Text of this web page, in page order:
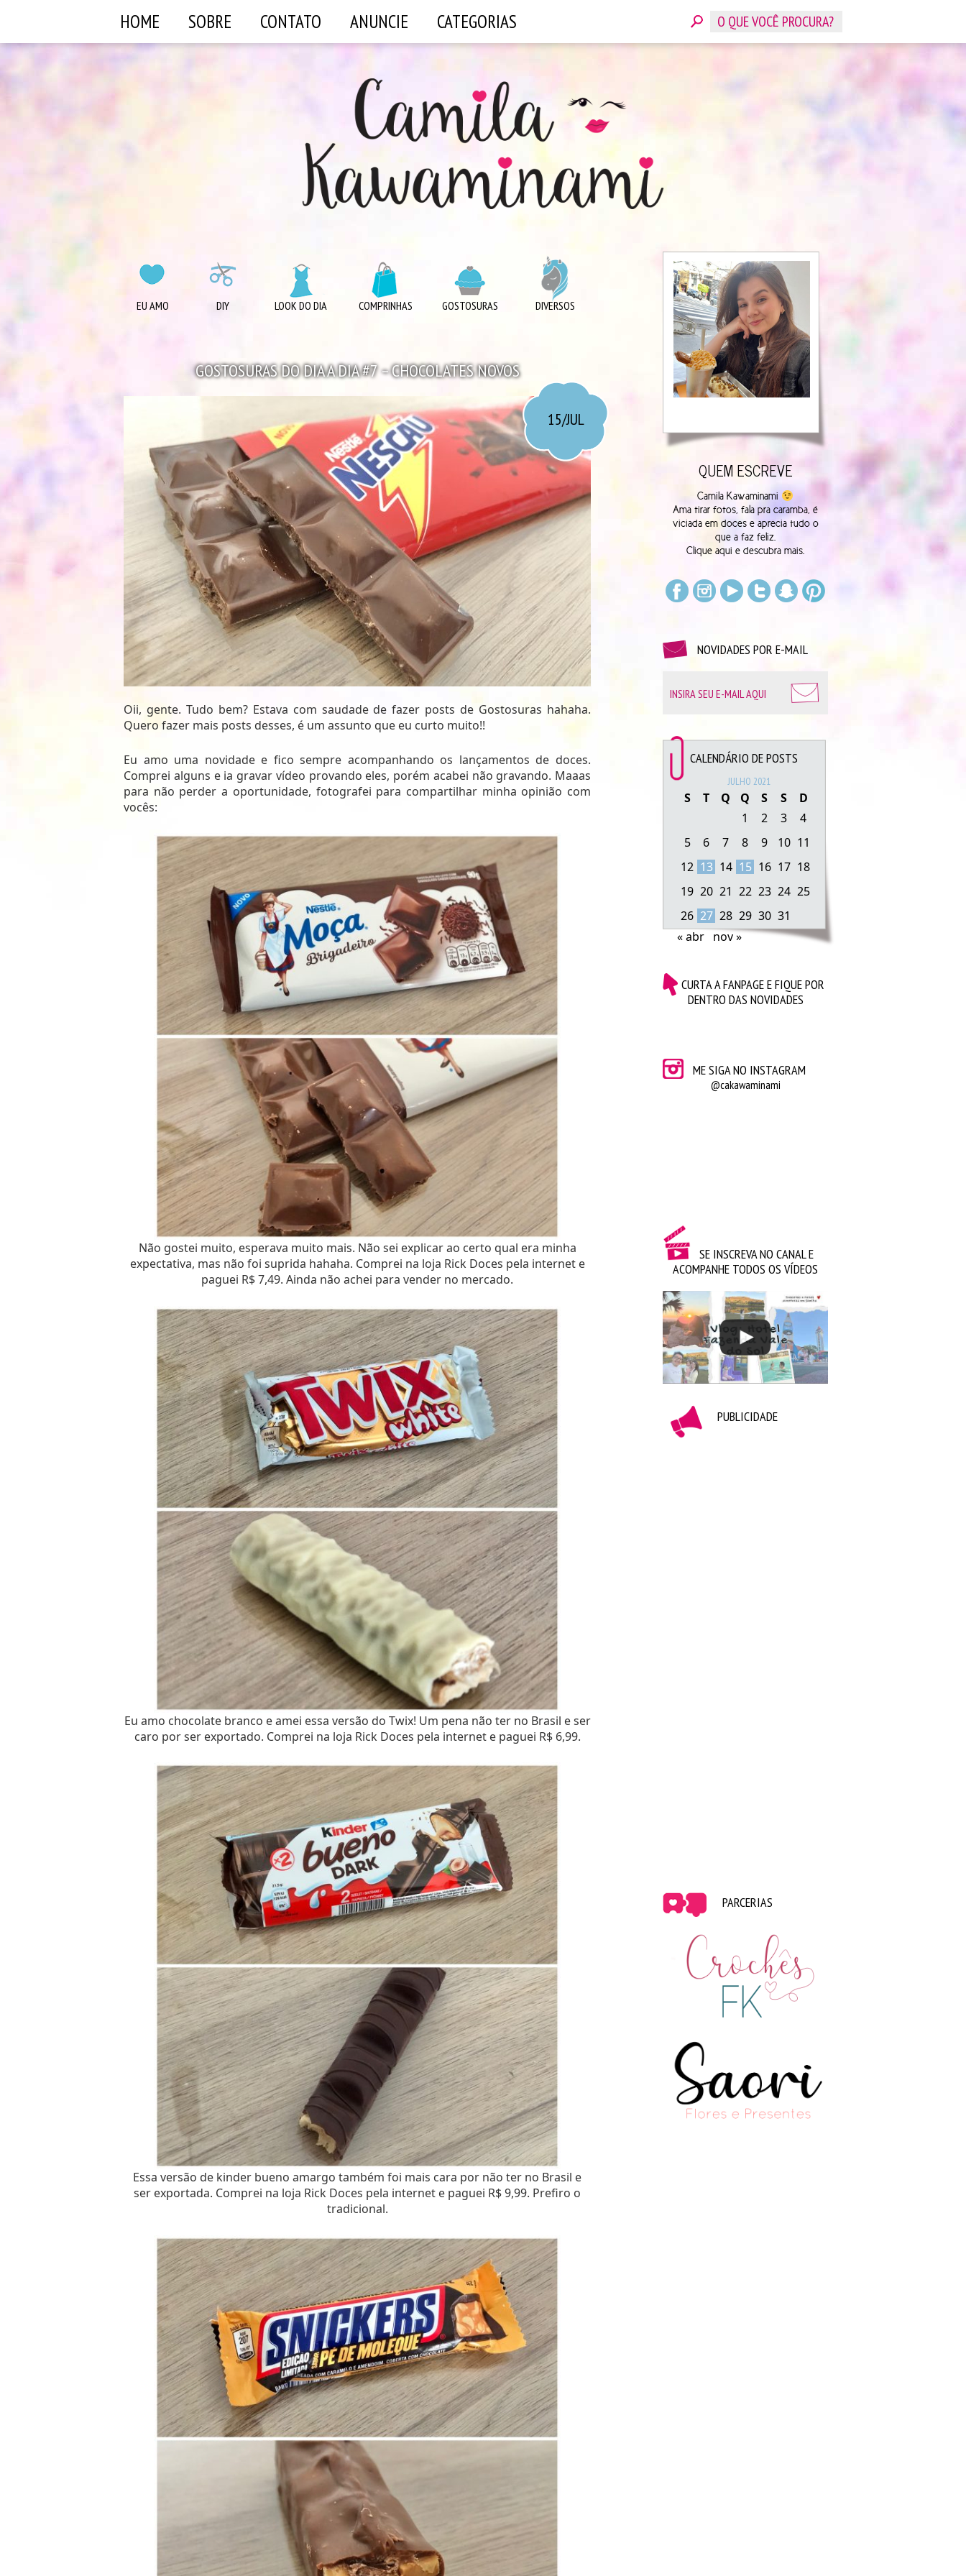
HOME SOBRE CONTATO ANUNCIE CATEGORIAS
EU AMO DIY LOOK DO DIA COMPRINHAS GOSTOSURAS DIVERSOS
GOSTOSURAS DO DIA A DIA #7 – CHOCOLATES NOVOS
15/JUL
Oii, gente. Tudo bem? Estava com saudade de fazer posts de Gostosuras hahaha.
Quero fazer mais posts desses, é um assunto que eu curto muito!!
Eu amo uma novidade e fico sempre acompanhando os lançamentos de doces.
Comprei alguns e ia gravar vídeo provando eles, porém acabei não gravando. Maaas
para não perder a oportunidade, fotografei para compartilhar minha opinião com
vocês:
Não gostei muito, esperava muito mais. Não sei explicar ao certo qual era minha
expectativa, mas não foi suprida hahaha. Comprei na loja Rick Doces pela internet e
paguei R$ 7,49. Ainda não achei para vender no mercado.
Eu amo chocolate branco e amei essa versão do Twix! Um pena não ter no Brasil e ser
caro por ser exportado. Comprei na loja Rick Doces pela internet e paguei R$ 6,99.
Essa versão de kinder bueno amargo também foi mais cara por não ter no Brasil e
ser exportada. Comprei na loja Rick Doces pela internet e paguei R$ 9,99. Prefiro o
tradicional.
QUEM ESCREVE
Camila Kawaminami
Ama tirar fotos, fala pra caramba, é
viciada em doces e aprecia tudo o
que a faz feliz.
Clique aqui e descubra mais.
NOVIDADES POR E-MAIL
CALENDÁRIO DE POSTS
JULHO 2021
S T Q Q S S
D
1
2 3
4
5
6 7 8 9 10 11
12 13 14 15 16 17 18
19 20 21 22 23 24 25
26 27 28 29 30 31
« abr nov »
CURTA A FANPAGE E FIQUE POR
DENTRO DAS NOVIDADES
ME SIGA NO INSTAGRAM
@cakawaminami
SE INSCREVA NO CANAL E
ACOMPANHE TODOS OS VÍDEOS
PUBLICIDADE
PARCERIAS